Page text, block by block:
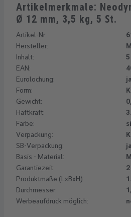
Artikelmerkmale:
Ø 12 mm, 3,5 kg, 5 St.
Artikel-Nr.:
Hersteller:
Inhalt:
EAN:
Eurolochung:
ja
Form:
Gewicht:
Haftkraft:
Farbe:
Verpackung:
SB-Verpackung:
ja
Basis - Material:
Garantiezeit:
Produktmaße (LxBxH):
Durchmesser:
Werbeaufdruck möglich: